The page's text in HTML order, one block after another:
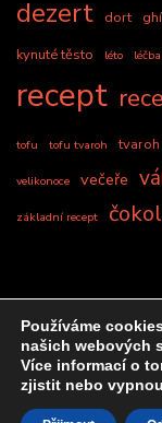
dezert dort ghí
kynuté těsto léto léčba
recept
tofu tofu tvaroh tvaroh
velikonoce večeře
základní recept
&kopie;
práva
Používáme
našich webových
Více informací o
zjistit nebo